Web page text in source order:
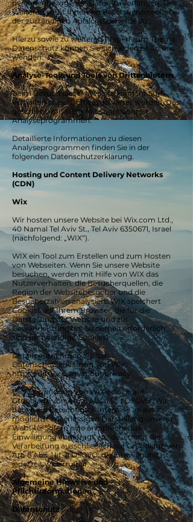
personenbezogenen Daten zu verlangen. Des
Weiteren steht Ihnen ein Beschwerderecht bei
der zuständigen Aufsichtsbehörde zu.
Hierzu sowie zu weiteren Fragen zum Thema
Datenschutz können Sie sich jederzeit an uns
wenden.
Analyse-Tools und Tools von Drittanbietern
Beim Besuch dieser Website kann Ihr Surf-
Verhalten statistisch ausgewertet werden. Das
geschieht vor allem mit sogenannten
Analyseprogrammen.
Detaillierte Informationen zu diesen
Analyseprogrammen finden Sie in der
folgenden Datenschutzerklärung.
Hosting und Content Delivery Networks
(CDN)
Wix
Wir hosten unsere Website bei Wix.com Ltd.,
40 Namal Tel Aviv St., Tel Aviv 6350671, Israel
(nachfolgend: „WIX“).
WIX ein Tool zum Erstellen und zum Hosten
von Webseiten. Wenn Sie unsere Website
besuchen, werden mit Hilfe von WIX das
Nutzerverhalten, die Besucherquellen, die
Region der Websitebesucher und die
Besucherzahlen analysiert. WIX speichert
Cookies auf Ihrem Browser, die für die
Darstellung der Website und zur
Gewährleistung der Sicherheit erforderlich
sind (notwendige Cookies).
Details entnehmen Sie der
Datenschutzerklärung von WIX:
https://de.wix.com/about/privacy.
Die Verwendung von WIX erfolgt auf
Grundlage von Art. 6 Abs. 1 lit. f DSGVO. Wir
haben ein berechtigtes Interesse an einer
möglichst zuverlässigen Darstellung unserer
Website. Sofern eine entsprechende
Einwilligung abgefragt wurde, erfolgt die
Verarbeitung ausschließlich auf Grundlage von
Art. 6 Abs. 1 lit. a DSGVO; die Einwilligung ist
jederzeit widerrufbar.
Algemeine Hinweise und
Pflichtinformationen
Datenschutz